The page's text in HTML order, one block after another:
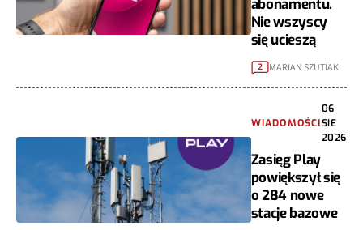
abonamentu.
Nie wszyscy
się ucieszą
2 MARIAN SZUTIAK
WIADOMOŚCI
06
SIE
2026
Zasięg Play
powiększył się
o 284 nowe
stacje bazowe